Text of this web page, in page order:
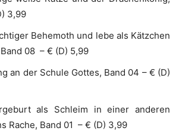
3,99
Behemoth und lebe als Kätzchen
08 – € (D) 5,99
an der Schule Gottes, Band 04 – € (D)
als Schleim in einer anderen
Rache, Band 01 – € (D) 3,99